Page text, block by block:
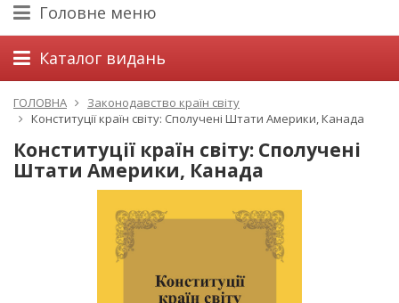
Головне меню
Каталог видань
ГОЛОВНА
Законодавство країн світу
Конституції країн світу: Сполучені Штати Америки, Канада
Конституції країн світу: Сполучені
Штати Америки, Канада